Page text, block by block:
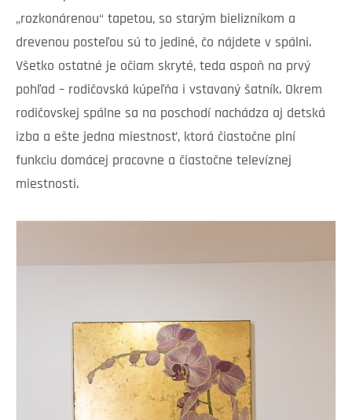
„rozkonárenou“ tapetou, so starým bielizníkom a
drevenou posteľou sú to jediné, čo nájdete v spálni.
Všetko ostatné je očiam skryté, teda aspoň na prvý
pohľad – rodičovská kúpeľňa i vstavaný šatník. Okrem
rodičovskej spálne sa na poschodí nachádza aj detská
izba a ešte jedna miestnosť, ktorá čiastočne plní
funkciu domácej pracovne a čiastočne televíznej
miestnosti.